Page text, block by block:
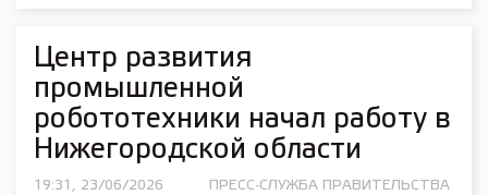
Центр развития
промышленной
робототехники начал работу в
Нижегородской области
19:31, 23/06/2026 ПРЕСС-СЛУЖБА ПРАВИТЕЛЬСТВА